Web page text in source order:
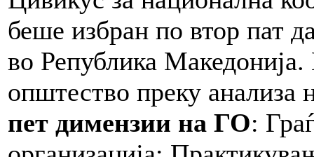
беше избран по втор пат
во Република
општество преку анализа
пет димензии на ГО: